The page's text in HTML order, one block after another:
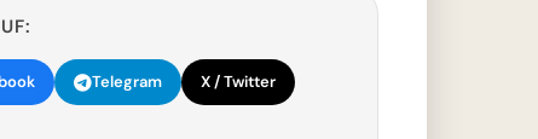
Telegram X / Twitter